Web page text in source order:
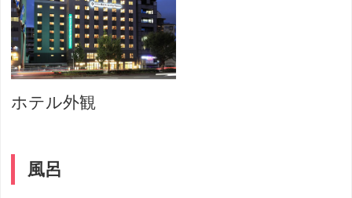
ホテル外観
風呂